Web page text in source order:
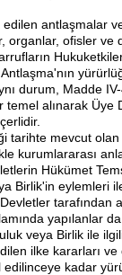
antlaşmalar
organlar, ofisler ve
durum, Madde
alınarak Üye
tarihte mevcut
kurumlararası
Hükümet
Birlik'in eylemleri
tarafından
yapılanlar
veya Birlik ile
ilke kararları
edilinceye kadar